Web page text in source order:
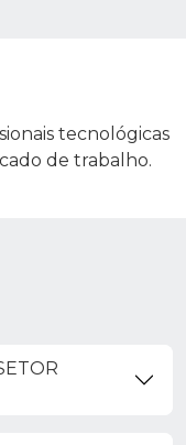
tecnológicas
de trabalho.